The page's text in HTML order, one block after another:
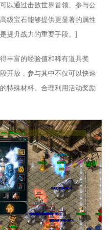
以通过击败世界首领、参与公
级宝石能够提供更显著的属性
提升战力的重要手段。]
丰富的经验值和稀有道具奖
开放，参与其中不仅可以快速
特殊材料。合理利用活动奖励